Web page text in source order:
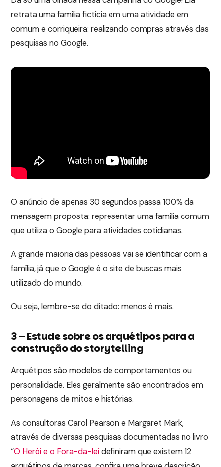
retrata uma família fictícia em uma atividade em
comum e corriqueira: realizando compras através das
pesquisas no Google.
O anúncio de apenas 30 segundos passa 100% da
mensagem proposta: representar uma família comum
que utiliza o Google para atividades cotidianas.
A grande maioria das pessoas vai se identificar com a
família, já que o Google é o site de buscas mais
utilizado do mundo.
Ou seja, lembre-se do ditado: menos é mais.
3 – Estude sobre os arquétipos para a
construção do storytelling
Arquétipos são modelos de comportamentos ou
personalidade. Eles geralmente são encontrados em
personagens de mitos e histórias.
As consultoras Carol Pearson e Margaret Mark,
através de diversas pesquisas documentadas no livro
“O Herói e o Fora-da-leidefiniram que existem 12